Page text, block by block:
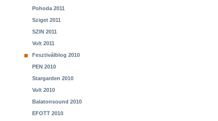
Pohoda 2011
Sziget 2011
SZIN 2011
Volt 2011
Fesztiválblog 2010
PEN 2010
Stargarden 2010
Volt 2010
Balatonsound 2010
EFOTT 2010